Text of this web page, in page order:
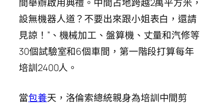
間舉辦啟用典禮。中間占地跨越2萬平方米，
設無機器人道？不要出來跟小姐表白，還請
見諒！”、機械加工、盤算機、丈量和汽修等
30個試驗室和6個車間，第一階段打算每年
培訓2400人。
當包養天，洛倫索總統親身為培訓中間剪